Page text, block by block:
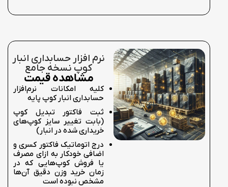
نرم افزار حسابداری انبار
کوپ نسخه جامع
مشاهده قیمت
کلیه امکانات نرم‌افزار
حسابداری انبار کوپ پایه
ثبت فاکتور تبدیل کوپ
(بابت تغییر سایز کوپ‌های
خریداری شده در انبار)
درج اتوماتیک فاکتور کسری و
اضافی خودکار به ازای مصرف
یا فروش کوپ‌هایی که در
زمان خرید وزن دقیق آن‌ها
مشخص نبوده است